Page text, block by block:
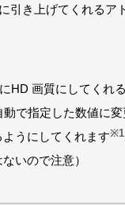
に引き上げてくれるア
HD 画質にしてくれ
で指定した数値に
うにしてくれます※1
いので注意）